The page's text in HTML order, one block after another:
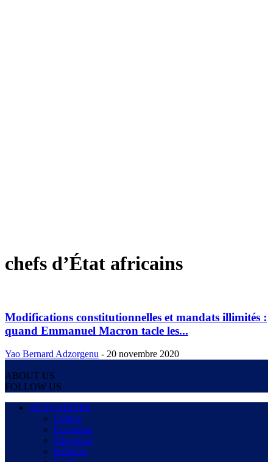
chefs d’État africains
Modifications constitutionnelles et mandats illimités :
quand Emmanuel Macron tacle les...
Yao Bernard Adzorgenu - 20 novembre 2020
ABOUT US
FOLLOW US
ACTUALITES
Culture
Economie
Education
Religion